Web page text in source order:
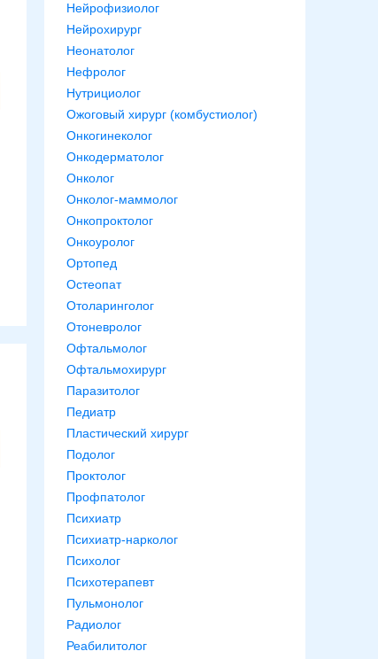
Нейрофизиолог
Нейрохирург
Неонатолог
Нефролог
Нутрициолог
Ожоговый хирург (комбустиолог)
Онкогинеколог
Онкодерматолог
Онколог
Онколог-маммолог
Онкопроктолог
Онкоуролог
Ортопед
Остеопат
Отоларинголог
Отоневролог
Офтальмолог
Офтальмохирург
Паразитолог
Педиатр
Пластический хирург
Подолог
Проктолог
Профпатолог
Психиатр
Психиатр-нарколог
Психолог
Психотерапевт
Пульмонолог
Радиолог
Реабилитолог